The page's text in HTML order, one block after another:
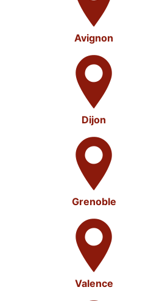
Avignon
Dijon
Grenoble
Valence